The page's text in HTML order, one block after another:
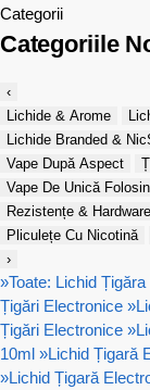
Categorii
Categoriile
‹
Lichide & Arome
Lichide Branded &
Vape După Aspect
Vape De Unică
Rezistențe & Hardware
Pliculețe Cu Nicotină
›
»Toate: Lichid
Țigări Electronice »
Țigări Electronice »
10ml »Lichid Țigară
»Lichid Țigară